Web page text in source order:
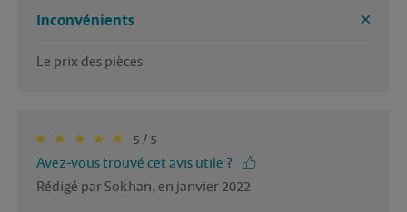
Inconvénients
5 / 5
Avez-vous trouvé cet avis utile ?
Rédigé par Sokhan, en janvier 2022